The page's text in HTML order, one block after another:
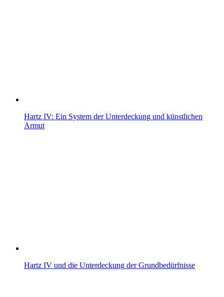
Hartz IV: Ein System der Unterdeckung und künstlichen
Armut
Hartz IV und die Unterdeckung der Grundbedürfnisse